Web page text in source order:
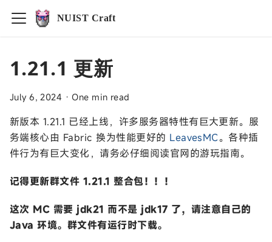
NUIST Craft
1.21.1 更新
July 6, 2024 ·One min read
新版本 1.21.1 已经上线，许多服务器特性有巨大更新。服
务端核心由 Fabric 换为性能更好的 LeavesMC。各种插
件行为有巨大变化，请务必仔细阅读官网的游玩指南。
记得更新群文件 1.21.1 整合包！！！
这次 MC 需要 jdk21 而不是 jdk17 了，请注意自己的
Java 环境。群文件有运行时下载。